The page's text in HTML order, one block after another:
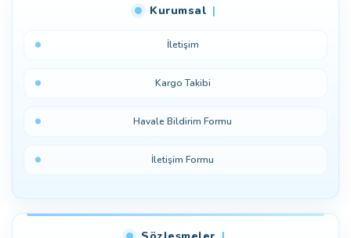
Kurumsal
İletişim
Kargo Takibi
Havale Bildirim Formu
İletişim Formu